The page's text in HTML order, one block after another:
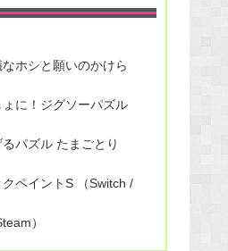
なホシと願いのかけら
ょに！ジグソーパズル
パズル たまごとり
クペイントS （Switch /
）